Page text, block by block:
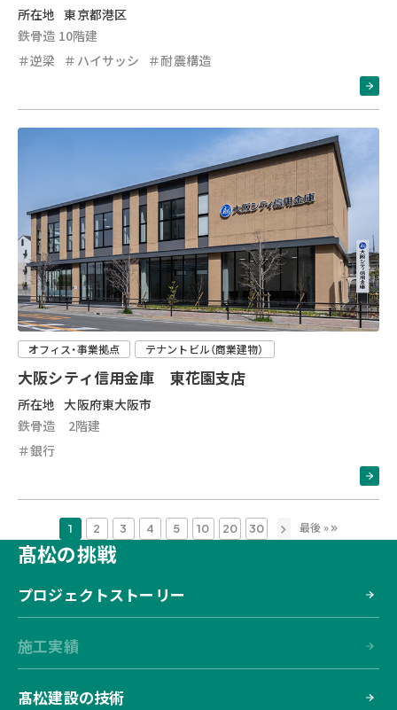
所在地 東京都港区
鉄骨造 10階建
＃逆梁
＃ハイサッシ ＃耐震構造
オフィス・事業拠点 テナントビル（商業建物）
大阪シティ信用金庫 東花園支店
所在地 大阪府東大阪市
鉄骨造 2階建
＃銀行
1 2 3 4 5 10 20 30 最後 »
髙松の挑戦
プロジェクトストーリー
施工実績
髙松建設の技術